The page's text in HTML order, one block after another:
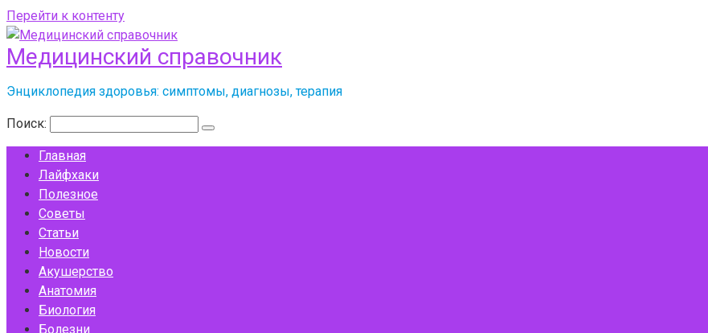
Перейти к контенту
Медицинский справочник
Энциклопедия здоровья: симптомы, диагнозы, терапия
Поиск:
Главная
Лайфхаки
Полезное
Советы
Статьи
Новости
Акушерство
Анатомия
Биология
Болезни